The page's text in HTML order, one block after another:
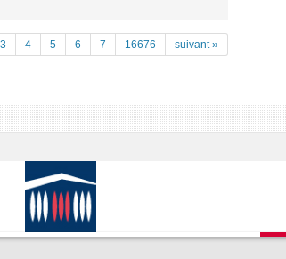
3 4 5 6 7 16676 suivant »